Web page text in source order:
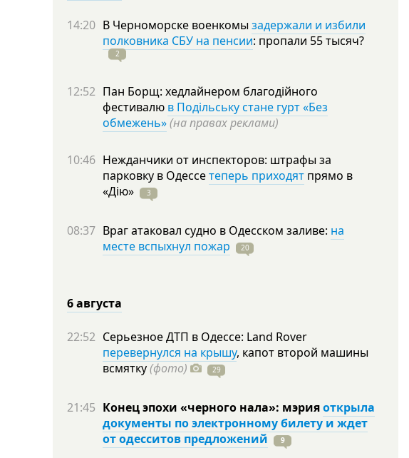
14:20 В Черноморске военкомы задержали и избили
полковника СБУ на пенсии: пропали 55тысяч?
2
12:52 Пан Борщ: хедлайнером благодійного
фестивалю в Подільську стане гурт «Без
обмежень»(на правах реклами)
10:46 Нежданчики от инспекторов: штрафы за
парковку в Одессетеперь приходят прямо в
«Дію»
3
08:37 Враг атаковал судно в Одесском заливе: на
месте вспыхнул пожар
20
6 августа
22:52 Серьезное ДТП в Одессе: Land Rover
перевернулся на крышу, капот второй машины
всмятку(фото) 29
21:45 Конец эпохи «черного нала»: мэрияоткрыла
документы по электронному билету и ждет
от одесситов предложений
9